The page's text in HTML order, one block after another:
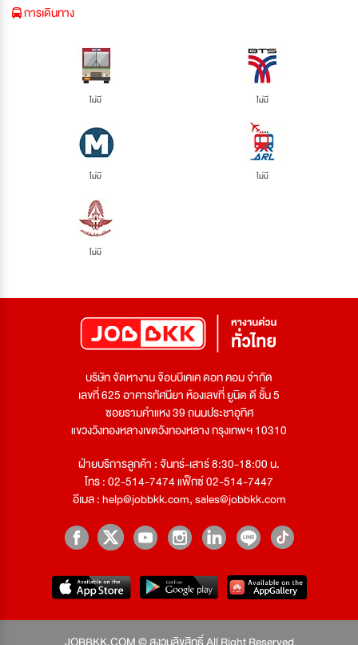
การเดินทาง
ไม่มี ไม่มี
ไม่มี ไม่มี
ไม่มี
บริษัท จัดหางาน จ๊อบบีเคเค ดอท คอม จำกัด
เลขที่ 625 อาคารทัศนียา ห้องเลขที่ ยูนิต ดี ชั้น 5
ซอยรามคำแหง 39 ถนนประชาอุทิศ
แขวงวังทองหลางเขตวังทองหลาง กรุงเทพฯ 10310
ฝ่ายบริการลูกค้า : จันทร์-เสาร์ 8:30-18:00 น.
โทร : 02-514-7474 แฟ็กซ์ 02-514-7447
อีเมล :help@jobbkk.com,sales@jobbkk.com